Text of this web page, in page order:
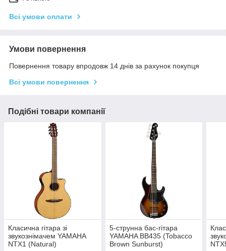
Всі умови оплати
Умови повернення
Повернення товару впродовж 14 днів за рахунок покупця
Всі умови повернення
Подібні товари компанії
Класична гітара зі
звукознімачем YAMAHA
NTX1 (Natural)
5-струнна бас-гітара
YAMAHA BB435 (Tobacco
Brown Sunburst)